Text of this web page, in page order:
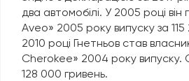
два автомобілі. У 2005 році
Aveo» 2005 року випуску за
2010 році Гнетньов став
Cherokee» 2004 року випуску.
128 000 гривень.